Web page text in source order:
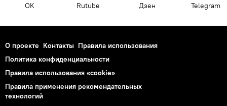
OK Rutube Дзен Telegram
О проекте Контакты Правила использования
Политика конфиденциальности
Правила использования «cookie»
Правила применения рекомендательных
технологий